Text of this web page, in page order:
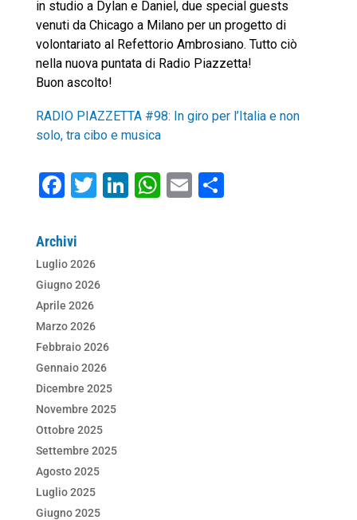
in studio a Dylan e Daniel, due special guests
venuti da Chicago a Milano per un progetto di
volontariato al Refettorio Ambrosiano. Tutto ciò
nella nuova puntata di Radio Piazzetta!
Buon ascolto!
RADIO PIAZZETTA #98: In giro per l’Italia e non
solo, tra cibo e musica
F
c
e
b
o
o
k
T Li W E C
Archivi
Luglio 2026
Giugno 2026
Aprile 2026
Marzo 2026
Febbraio 2026
Gennaio 2026
Dicembre 2025
Novembre 2025
Ottobre 2025
Settembre 2025
Agosto 2025
Luglio 2025
Giugno 2025